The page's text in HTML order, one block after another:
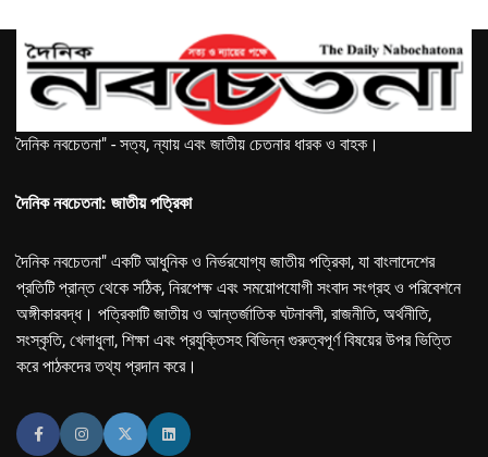
দৈনিক নবচেতনা" - সত্য, ন্যায় এবং জাতীয় চেতনার ধারক ও বাহক।
দৈনিক নবচেতনা: জাতীয় পত্রিকা
দৈনিক নবচেতনা" একটি আধুনিক ও নির্ভরযোগ্য জাতীয় পত্রিকা, যা বাংলাদেশের
প্রতিটি প্রান্ত থেকে সঠিক, নিরপেক্ষ এবং সময়োপযোগী সংবাদ সংগ্রহ ও পরিবেশনে
অঙ্গীকারবদ্ধ। পত্রিকাটি জাতীয় ও আন্তর্জাতিক ঘটনাবলী, রাজনীতি, অর্থনীতি,
সংস্কৃতি, খেলাধুলা, শিক্ষা এবং প্রযুক্তিসহ বিভিন্ন গুরুত্বপূর্ণ বিষয়ের উপর ভিত্তি
করে পাঠকদের তথ্য প্রদান করে।